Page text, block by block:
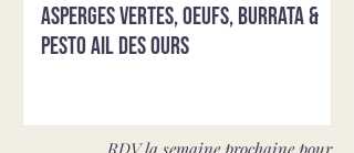
Asperges vertes, oeufs, burrata &
pesto ail des ours
RDV la semaine prochaine pour